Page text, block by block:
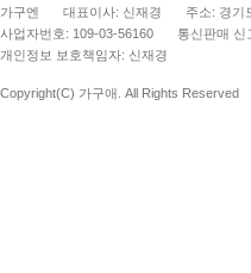
가구엔 대표이사: 신재경
주소: 경기
사업자번호: 109-03-56160
통신판매 신
개인정보 보호책임자: 신재경
Copyright(C) 가구애. All Rights Reserved